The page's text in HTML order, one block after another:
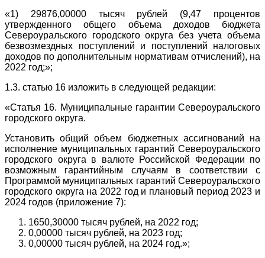
«1) 29876,00000 тысяч рублей (9,47 процентов
утвержденного общего объема доходов бюджета
Североуральского городского округа без учета объема
безвозмездных поступлений и поступлений налоговых
доходов по дополнительным нормативам отчислений), на
2022 год;»;
1.3. статью 16 изложить в следующей редакции:
«Статья 16. Муниципальные гарантии Североуральского
городского округа.
Установить общий объем бюджетных ассигнований на
исполнение муниципальных гарантий Североуральского
городского округа в валюте Российской Федерации по
возможным гарантийным случаям в соответствии с
Программой муниципальных гарантий Североуральского
городского округа на 2022 год и плановый период 2023 и
2024 годов (приложение 7):
1650,30000 тысяч рублей, на 2022 год;
0,00000 тысяч рублей, на 2023 год;
0,00000 тысяч рублей, на 2024 год.»;